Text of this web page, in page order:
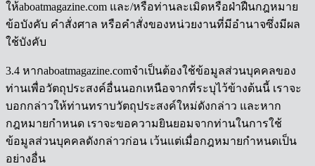
ให้aboatmagazine.com และ/หรือท่านละเมิดหรือฝ่าฝืนกฎหมาย
ข้อบังคับ คำสั่งศาล หรือคำสั่งของหน่วยงานที่มีอำนาจซึ่งมีผล
ใช้บังคับ
3.4 หากaboatmagazine.comจำเป็นต้องใช้ข้อมูลส่วนบุคคลของ
ท่านเพื่อวัตถุประสงค์อื่นนอกเหนือจากที่ระบุไว้ข้างต้นนี้ เราจะ
บอกกล่าวให้ท่านทราบวัตถุประสงค์ใหม่ดังกล่าว และหาก
กฎหมายกำหนด เราจะขอความยินยอมจากท่านในการใช้
ข้อมูลส่วนบุคคลดังกล่าวก่อน เว้นแต่เมื่อกฎหมายกำหนดเป็น
อย่างอื่น